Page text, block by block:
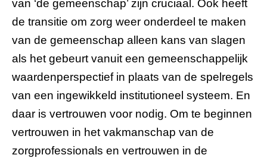
van ‘de gemeenschap’ zijn cruciaal. Ook heeft
de transitie om zorg weer onderdeel te maken
van de gemeenschap alleen kans van slagen
als het gebeurt vanuit een gemeenschappelijk
waardenperspectief in plaats van de spelregels
van een ingewikkeld institutioneel systeem. En
daar is vertrouwen voor nodig. Om te beginnen
vertrouwen in het vakmanschap van de
zorgprofessionals en vertrouwen in de